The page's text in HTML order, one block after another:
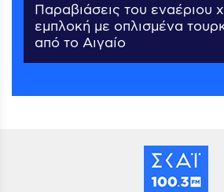
Παραβιάσεις του εναέριου
εμπλοκή με οπλισμένα
από το Αιγαίο